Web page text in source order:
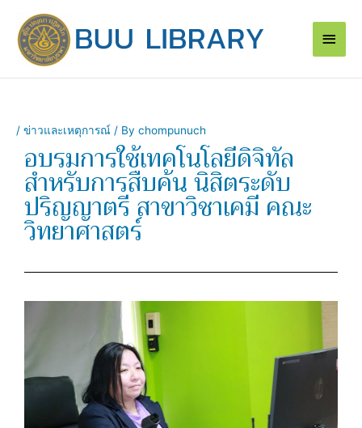
content
Main
/ ข่าวและเหตุการณ์ / By chompunuch
อบรมการใช้เทคโนโลยีดิจิทัล
สำหรับการสืบค้น นิสิตระดับ
ปริญญาตรี สาขาวิชาเคมี คณะ
วิทยาศาสตร์